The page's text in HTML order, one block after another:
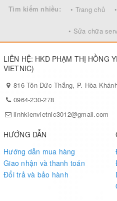
Tìm kiếm nhiều: • Trang chủ
• Sửa chữa
LIÊN HỆ: HKD PHẠM THỊ HỒNG
VIETNIC)
816 Tôn Đức Thắng, P. Hòa
0964-230-278
linhkienvietnic3012@gmail.com
HƯỚNG DẪN
Hướng dẫn mua hàng
Giao nhận và thanh toán
Đổi trả và bảo hành